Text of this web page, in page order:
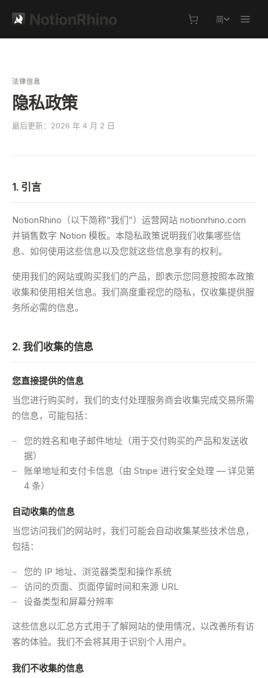
简
法律信息
隐私政策
最后更新：2026 年 4 月 2 日
1. 引言
NotionRhino（以下简称“我们”）运营网站 notionrhino.com
并销售数字 Notion 模板。本隐私政策说明我们收集哪些信
息、如何使用这些信息以及您就这些信息享有的权利。
使用我们的网站或购买我们的产品，即表示您同意按照本政策
收集和使用相关信息。我们高度重视您的隐私，仅收集提供服
务所必需的信息。
2. 我们收集的信息
您直接提供的信息
当您进行购买时，我们的支付处理服务商会收集完成交易所需
的信息，可能包括：
您的姓名和电子邮件地址（用于交付购买的产品和发送收
据）
账单地址和支付卡信息（由 Stripe 进行安全处理 — 详见第
4 条）
自动收集的信息
当您访问我们的网站时，我们可能会自动收集某些技术信息，
包括：
您的 IP 地址、浏览器类型和操作系统
访问的页面、页面停留时间和来源 URL
设备类型和屏幕分辨率
这些信息以汇总方式用于了解网站的使用情况，以改善所有访
客的体验。我们不会将其用于识别个人用户。
我们不收集的信息